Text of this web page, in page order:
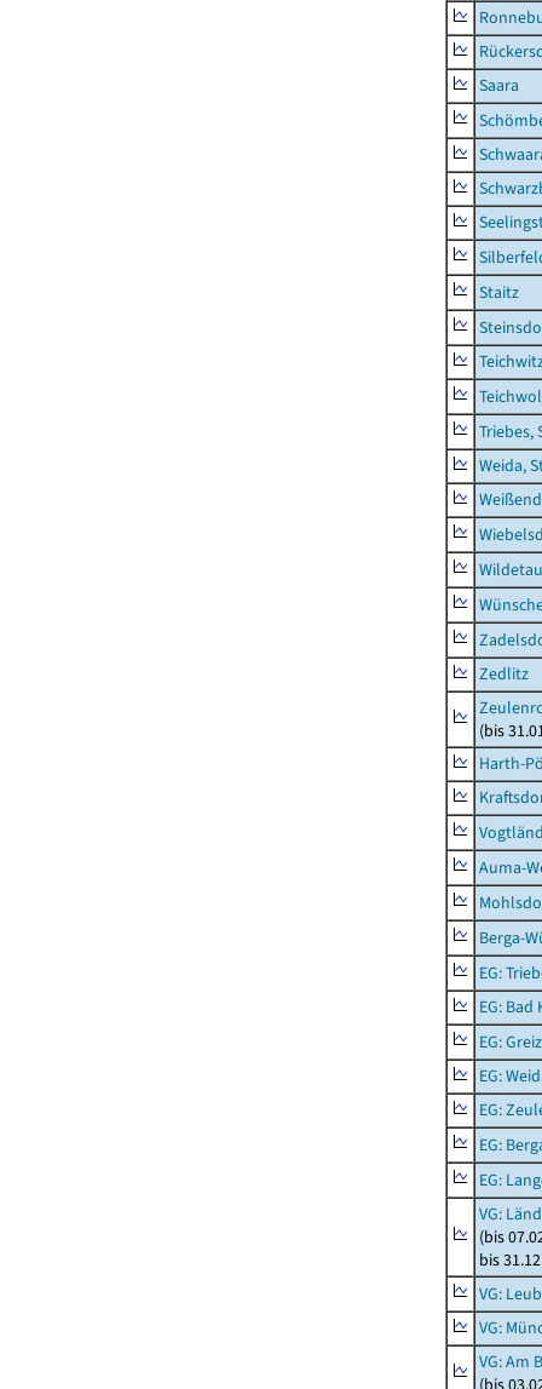
Saara
Staitz
Triebes,
Weida,
Zedlitz
(bis
Harth-
Auma-
Berga-
EG:
EG:
EG:
EG:
EG:
EG:
EG:
VG:
(bis
bis
VG:
VG:
VG: Am